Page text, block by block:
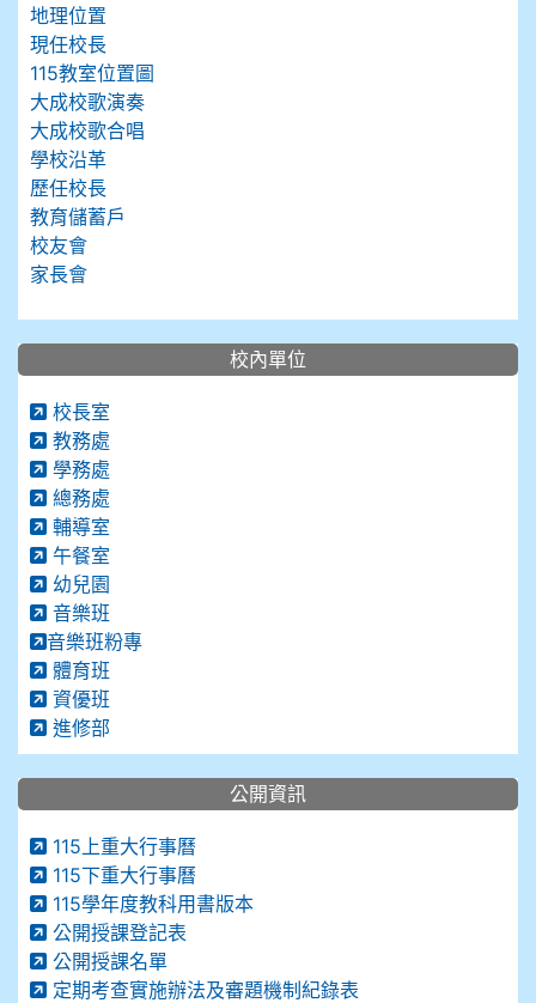
地理位置
現任校長
115教室位置圖
大成校歌演奏
大成校歌合唱
學校沿革
歷任校長
教育儲蓄戶
校友會
家長會
校內單位
校長室
教務處
學務處
總務處
輔導室
午餐室
幼兒園
音樂班
音樂班粉專
體育班
資優班
進修部
公開資訊
115上重大行事曆
115下重大行事曆
115學年度教科用書版本
公開授課登記表
公開授課名單
定期考查實施辦法及審題機制紀錄表